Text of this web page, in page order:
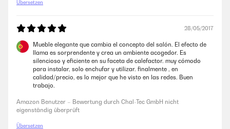
Übersetzen
28/05/2017
Mueble elegante que cambia el concepto del salón. El efecto de
llama es sorprendente y crea un ambiente acogedor. Es
silencioso y eficiente en su faceta de calefactor. muy cómodo
para instalar, solo enchufar y utilizar. finalmente , en
calidad/precio, es lo mejor que he visto en las redes. Buen
trabajo.
Amazon Benutzer – Bewertung durch Chal-Tec GmbH nicht
eigenständig überprüft
Übersetzen